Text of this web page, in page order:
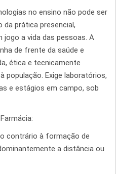
no ensino não pode ser
prática presencial,
jogo a vida das pessoas. A
de frente da saúde e
ética e tecnicamente
população. Exige laboratórios,
e estágios em campo, sob
contrário à formação de
a distância ou